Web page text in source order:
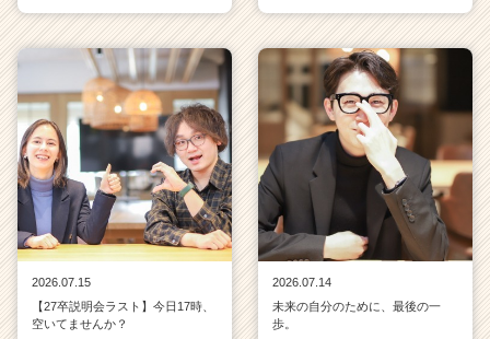
2026.07.15
【27卒説明会ラスト】今日17時、
空いてませんか？
2026.07.14
未来の自分のために、最後の一
歩。